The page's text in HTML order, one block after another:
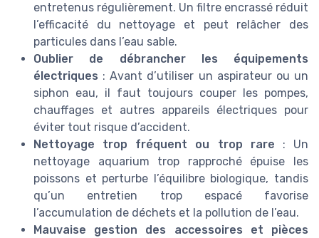
entretenus régulièrement. Un filtre encrassé réduit
l’efficacité du nettoyage et peut relâcher des
particules dans l’eau sable.
Oublier de débrancher les équipements
électriques : Avant d’utiliser un aspirateur ou un
siphon eau, il faut toujours couper les pompes,
chauffages et autres appareils électriques pour
éviter tout risque d’accident.
Nettoyage trop fréquent ou trop rare : Un
nettoyage aquarium trop rapproché épuise les
poissons et perturbe l’équilibre biologique, tandis
qu’un entretien trop espacé favorise
l’accumulation de déchets et la pollution de l’eau.
Mauvaise gestion des accessoires et pièces